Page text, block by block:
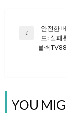
글
Previous
안전한
드: 실패
블랙
YOU